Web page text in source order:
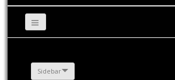
Sidebar